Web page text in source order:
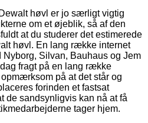
høvl er jo særligt vigtig
om et øjeblik, så af den
at du studerer det estimerede
høvl. En lang række internet
Nyborg, Silvan, Bauhaus og Jem
fragt på en lang række
på at det står og
forinden et fastsat
de sandsynligvis kan nå at få
tager hjem.